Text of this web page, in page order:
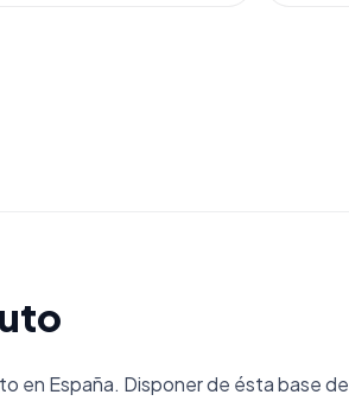
en España. Disponer de ésta base de